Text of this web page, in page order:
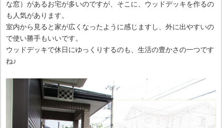
な窓）があるお宅が多いのですが、そこに、ウッドデッキを作るの
も人気があります。
室内から見ると家が広くなったように感じますし、外に出やすいの
で使い勝手もいいです。
ウッドデッキで休日にゆっくりするのも、生活の豊かさの一つです
ね♪